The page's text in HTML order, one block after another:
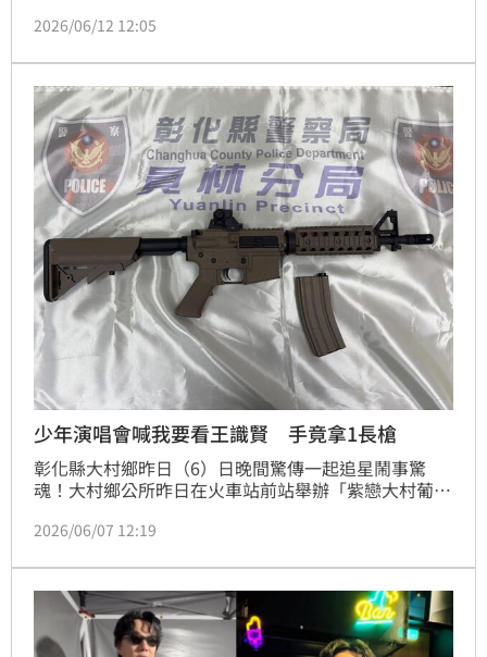
歌」；至於是否對於獎座有得失心，他幽默笑說：「不
要開心迎接第5座。」
2026/06/12 12:05
少年演唱會喊我要看王識賢 手竟拿1長槍
彰化縣大村鄉昨日（6）日晚間驚傳一起追星鬧事驚
魂！大村鄉公所昨日在火車站前站舉辦「紫戀大村葡萄
巨星王識賢、金曲歌王蕭煌奇及鄺澤東等人到場熱力開
未成年少年，疑似酒後情緒失控，竟然手持一把玩具槍
在現場瘋狂大喊「我要見王識賢！」並試圖硬闖會場。
所幸現場工作人員機警，在第一時間合力將人壓制，才
未讓衝突擴大
2026/06/07 12:19